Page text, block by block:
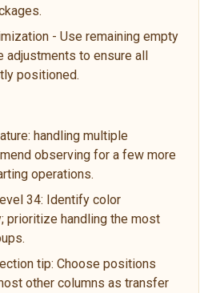
- Use remaining empty
adjustments to ensure all
positioned.
handling multiple
observing for a few more
operations.
34: Identify color
prioritize handling the most
tip: Choose positions
other columns as transfer